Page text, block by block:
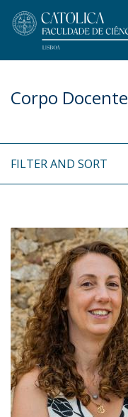
Corpo Docente
FILTER AND SORT